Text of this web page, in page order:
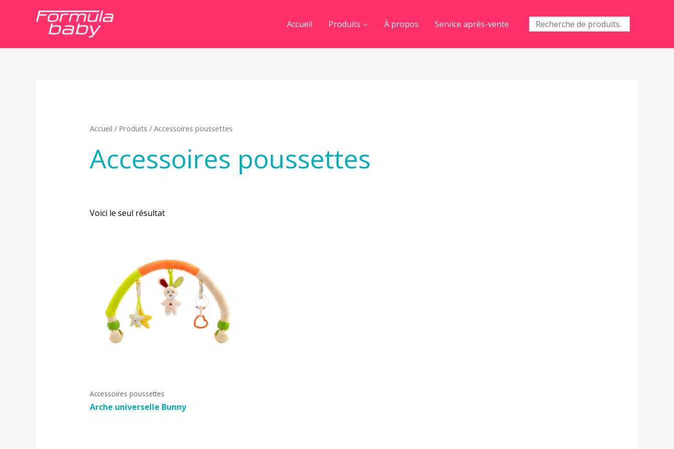
Accueil Produits À propos Service après-vente
Recherche
pour :
Accueil / Produits / Accessoires poussettes
Accessoires poussettes
Voici le seul résultat
Accessoires poussettes
Arche universelle Bunny